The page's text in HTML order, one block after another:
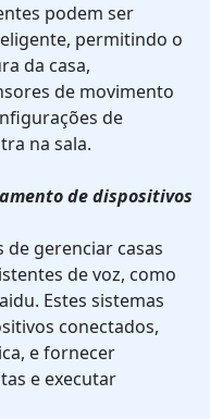
podem ser
permitindo o
da casa,
de movimento
de
na sala.
de dispositivos
gerenciar casas
de voz, como
Estes sistemas
conectados,
e fornecer
e executar